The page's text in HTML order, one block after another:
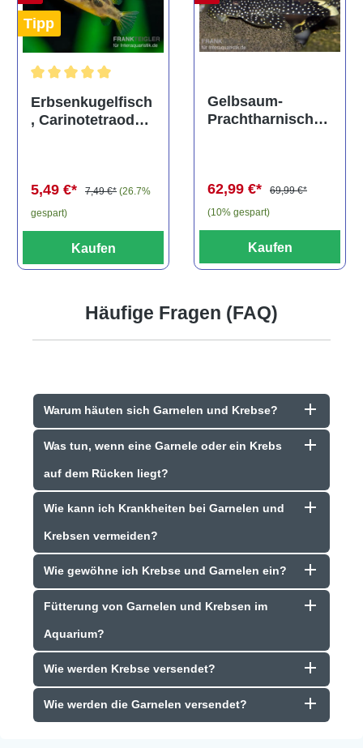
Tipp
Durchschnittliche Bewertung von 5 von 5 Sternen
Erbsenkugelfisch
, Carinotetraodon
5,49 €* 7,49 €* (26.7%
gespart)
Kaufen
Gelbsaum-
Prachtharnischw
62,99 €*
69,99 €*
(10% gespart)
Kaufen
Häufige Fragen (FAQ)
Warum häuten sich Garnelen und Krebse?
Was tun, wenn eine Garnele oder ein Krebs
auf dem Rücken liegt?
Wie kann ich Krankheiten bei Garnelen und
Krebsen vermeiden?
Wie gewöhne ich Krebse und Garnelen ein?
Fütterung von Garnelen und Krebsen im
Aquarium?
Wie werden Krebse versendet?
Wie werden die Garnelen versendet?